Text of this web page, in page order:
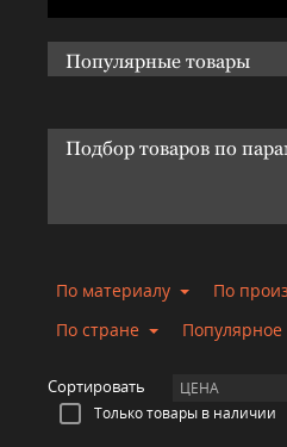
Популярные товары
Подбор товаров по
По материалу
По
По стране
Популярное
Сортировать ЦЕНА
Только товары в наличии